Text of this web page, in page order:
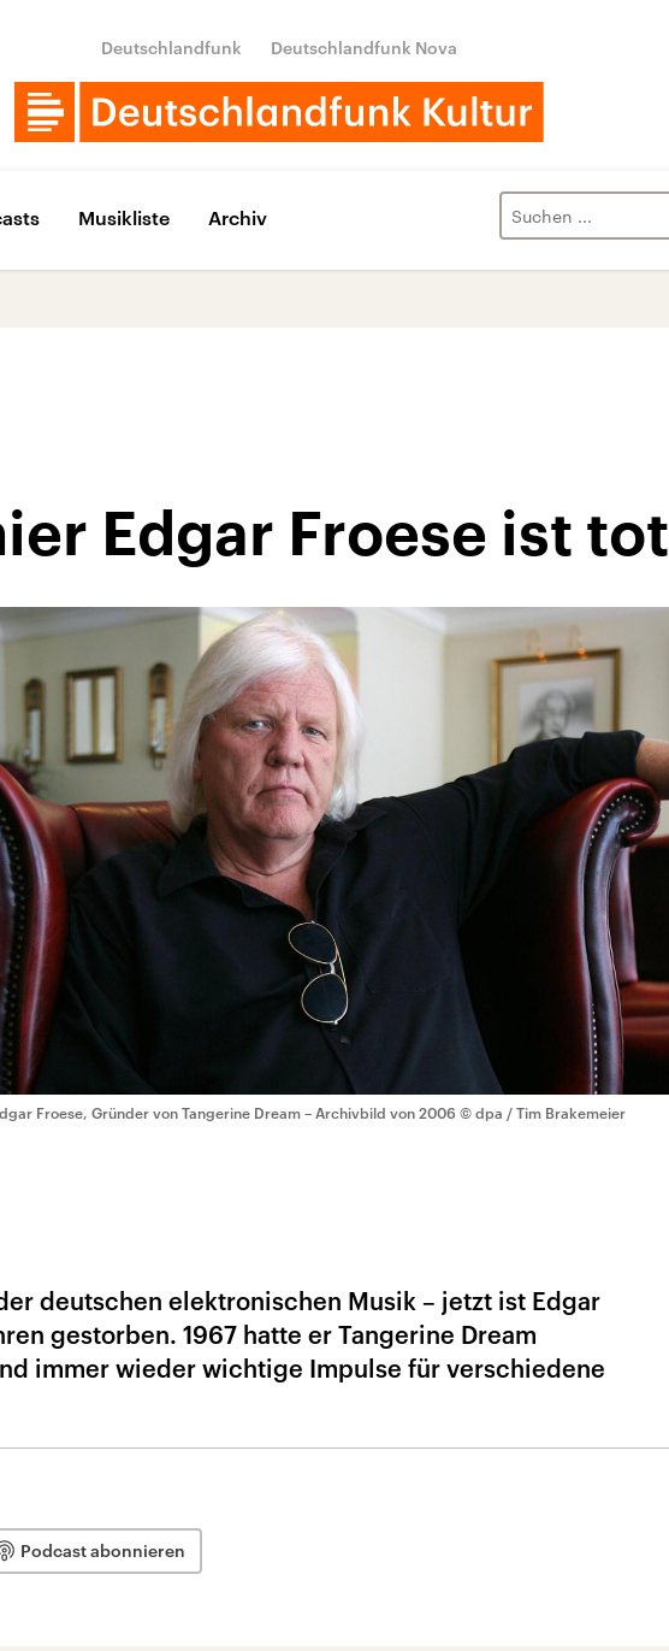
Deutschlandfunk Deutschlandfunk Nova
Musikliste Archiv
Edgar Froese ist tot
Froese, Gründer von Tangerine Dream – Archivbild von 2006 © dpa / Tim Brakemeier
deutschen elektronischen Musik – jetzt ist Edgar
gestorben. 1967 hatte er Tangerine Dream
immer wieder wichtige Impulse für verschiedene
Podcast abonnieren